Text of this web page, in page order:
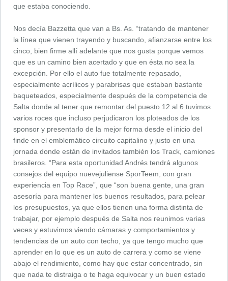
que estaba conociendo.
Nos decía Bazzetta que van a Bs. As. “tratando de mantener
la línea que vienen trayendo y buscando, afianzarse entre los
cinco, bien firme allí adelante que nos gusta porque vemos
que es un camino bien acertado y que en ésta no sea la
excepción. Por ello el auto fue totalmente repasado,
especialmente acrílicos y parabrisas que estaban bastante
baqueteados, especialmente después de la competencia de
Salta donde al tener que remontar del puesto 12 al 6 tuvimos
varios roces que incluso perjudicaron los ploteados de los
sponsor y presentarlo de la mejor forma desde el inicio del
finde en el emblemático circuito capitalino y justo en una
jornada donde están de invitados también los Track, camiones
brasileros. “Para esta oportunidad Andrés tendrá algunos
consejos del equipo nuevejuliense SporTeem, con gran
experiencia en Top Race”, que “son buena gente, una gran
asesoría para mantener los buenos resultados, para pelear
los presupuestos, ya que ellos tienen una forma distinta de
trabajar, por ejemplo después de Salta nos reunimos varias
veces y estuvimos viendo cámaras y comportamientos y
tendencias de un auto con techo, ya que tengo mucho que
aprender en lo que es un auto de carrera y como se viene
abajo el rendimiento, como hay que estar concentrado, sin
que nada te distraiga o te haga equivocar y un buen estado